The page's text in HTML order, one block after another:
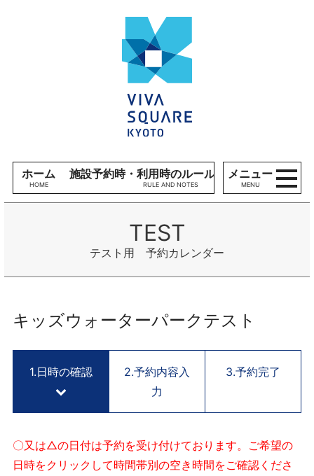
E
Y
用
予
約
V
V
A
ホーム 施設予約時・利用時のルール、留意事項
メニュー
MENU
テスト用 予約カレンダー
キッズウォーターパークテスト
1.日時の確認
2.予約内容入
力
3.予約完了
〇又は△の日付は予約を受け付けております。ご希望の
日時をクリックして時間帯別の空き時間をご確認くださ